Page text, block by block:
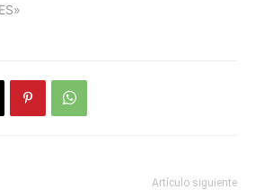
Artículo siguiente